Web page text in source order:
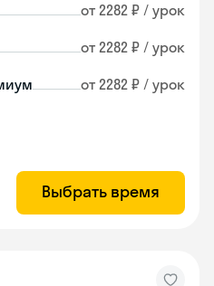
от 2282 ₽ / урок
от 2282 ₽ / урок
от 2282 ₽ / урок
Выбрать время